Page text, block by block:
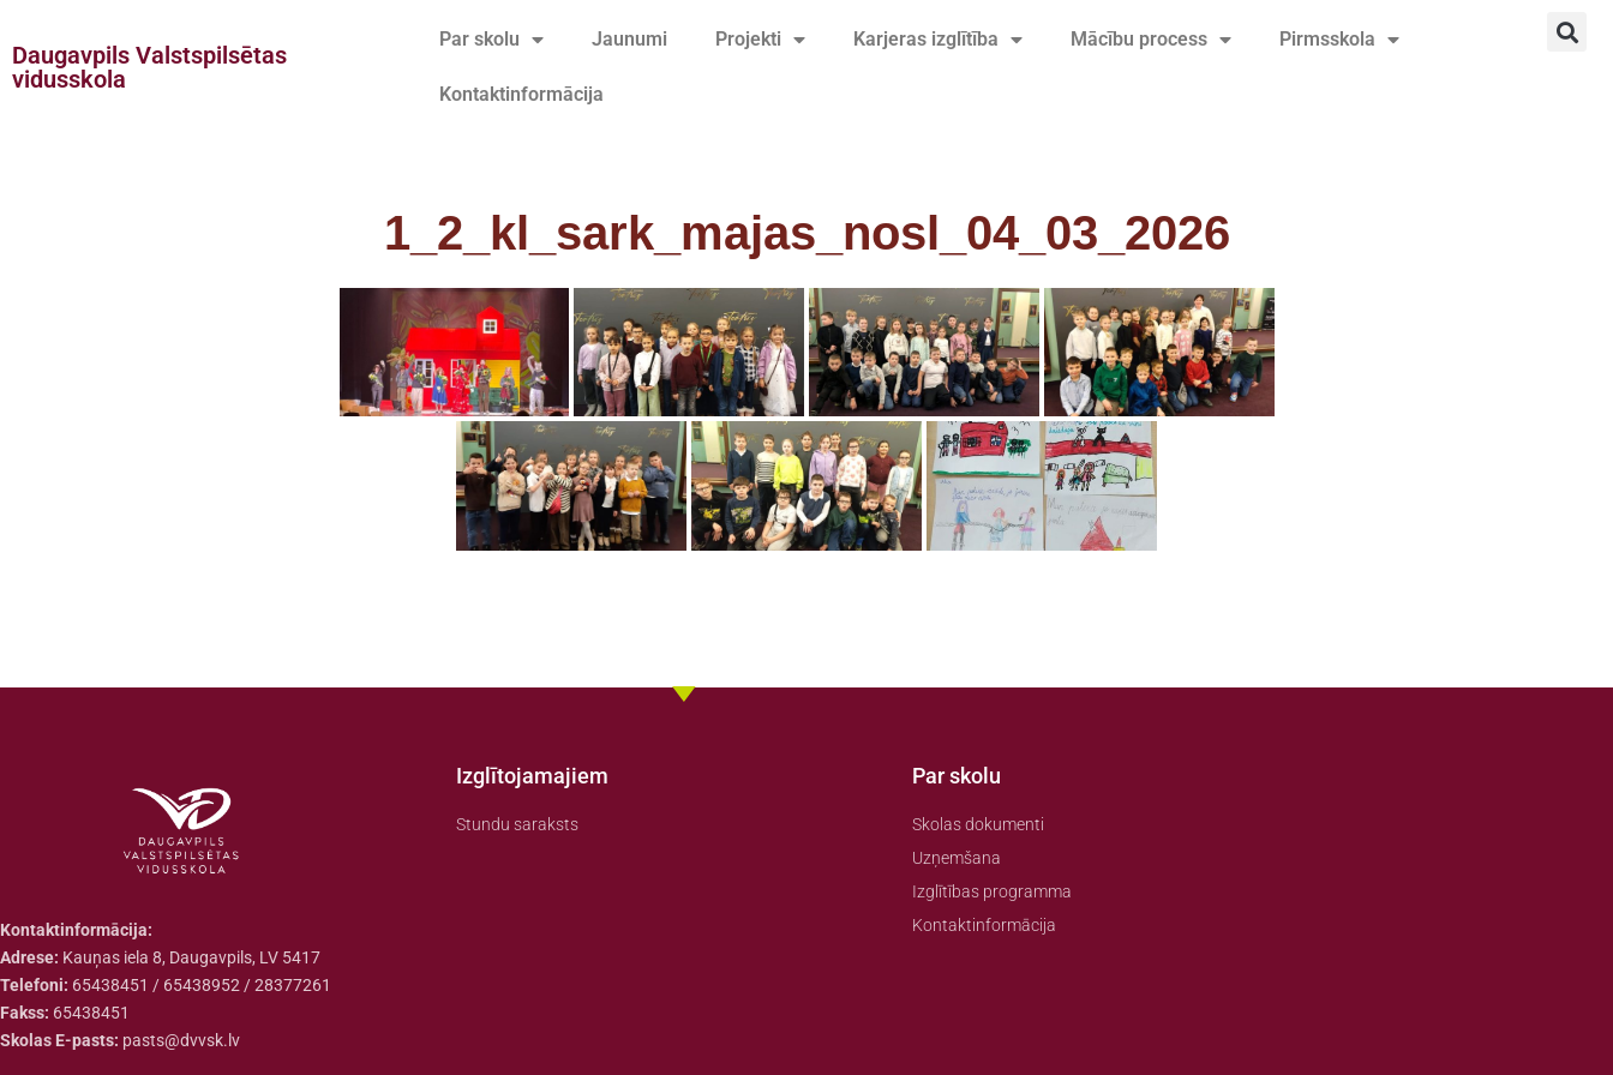
Doties
Daugavpils Valstspilsētas
vidusskola
Par skolu Jaunumi Projekti Karjeras izglītība Mācību process Pirmsskola
Kontaktinformācija
1_2_kl_sark_majas_nosl_04_03_2026
Kontaktinformācija:
Adrese: Kauņas iela 8, Daugavpils, LV 5417
Telefoni: 65438451 / 65438952 / 28377261
Fakss: 65438451
Skolas E-pasts: pasts@dvvsk.lv
Izglītojamajiem
Stundu saraksts
Par skolu
Skolas dokumenti
Uzņemšana
Izglītības programma
Kontaktinformācija